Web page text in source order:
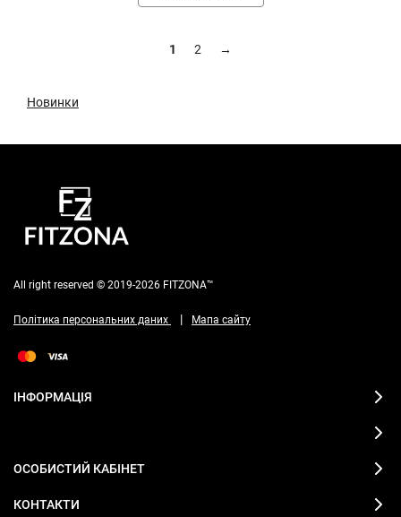
1 2 →
Новинки
All right reserved © 2019-2026 FITZONA™
Політика персональних даних | Мапа сайту
ІНФОРМАЦІЯ
ОСОБИСТИЙ КАБІНЕТ
КОНТАКТИ